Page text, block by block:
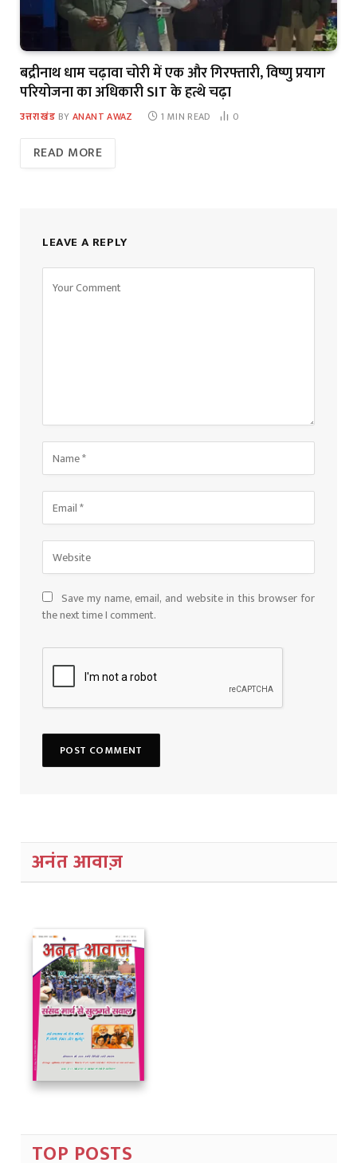
बद्रीनाथ धाम चढ़ावा चोरी में एक और गिरफ्तारी, विष्णु प्रयाग
परियोजना का अधिकारी SIT के हत्थे चढ़ा
उत्तराखंड BY ANANT AWAZ 1 MIN READ 0
READ MORE
LEAVE A REPLY
Save my name, email, and website in this browser for
the next time I comment.
अनंत आवाज़
TOP POSTS